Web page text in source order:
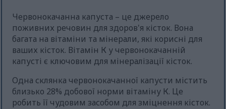
Червонокачанна капуста – це джерело
поживних речовин для здоров'я кісток. Вона
багата на вітаміни та мінерали, які корисні для
ваших кісток. Вітамін К у червонокачанній
капусті є ключовим для мінералізації кісток.
Одна склянка червонокачанної капусти містить
близько 28% добової норми вітаміну К. Це
робить її чудовим засобом для зміцнення кісток.